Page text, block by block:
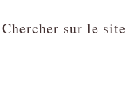
Chercher sur le site